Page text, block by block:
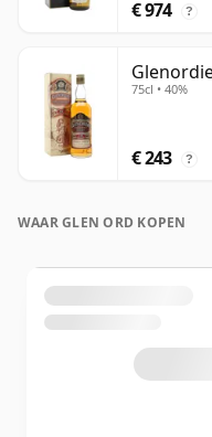
€ 974 ?
75cl • 40%
€ 243 ?
WAAR GLEN ORD KOPEN